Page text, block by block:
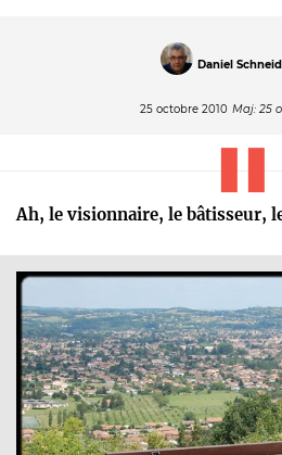
Daniel
25 octobre 2010 Maj: 25
Ah, le visionnaire, le bâtisseur,